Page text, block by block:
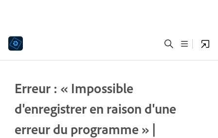
Erreur : « Impossible
d'enregistrer en raison d'une
erreur du programme » |